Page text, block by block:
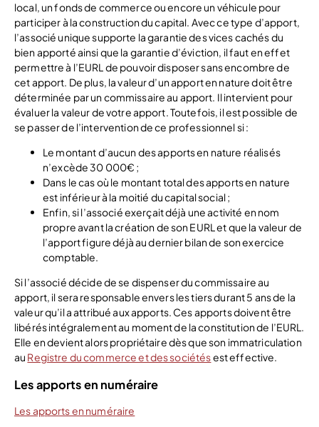
local, un fonds de commerce ou encore un véhicule pour
participer à la construction du capital. Avec ce type d’apport,
l’associé unique supporte la garantie des vices cachés du
bien apporté ainsi que la garantie d’éviction, il faut en effet
permettre à l’EURL de pouvoir disposer sans encombre de
cet apport. De plus, la valeur d’un apport en nature doit être
déterminée par un commissaire au apport. Il intervient pour
évaluer la valeur de votre apport. Toutefois, il est possible de
se passer de l’intervention de ce professionnel si :
Le montant d’aucun des apports en nature réalisés
n’excède 30 000€ ;
Dans le cas où le montant total des apports en nature
est inférieur à la moitié du capital social ;
Enfin, si l’associé exerçait déjà une activité en nom
propre avant la création de son EURL et que la valeur de
l’apport figure déjà au dernier bilan de son exercice
comptable.
Si l’associé décide de se dispenser du commissaire au
apport, il sera responsable envers les tiers durant 5 ans de la
valeur qu’il a attribué aux apports. Ces apports doivent être
libérés intégralement au moment de la constitution de l’EURL.
Elle en devient alors propriétaire dès que son immatriculation
au Registre du commerce et des sociétésest effective.
Les apports en numéraire
Les apports en numéraire